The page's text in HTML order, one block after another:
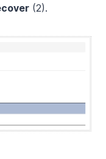
(2).